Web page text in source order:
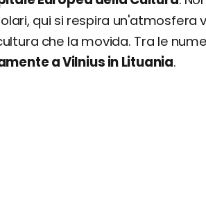
qui si respira un'atmosfera
che la movida. Tra le
a Vilnius in Lituania.